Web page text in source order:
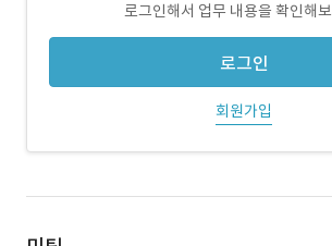
로그인해서 업무 내용을 확인해
로그인
회원가입